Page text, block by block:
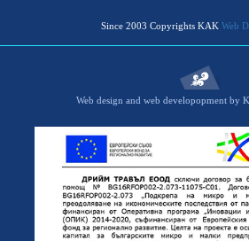
Since 2003 Copyrights KAK Web
Web design and web developopment by